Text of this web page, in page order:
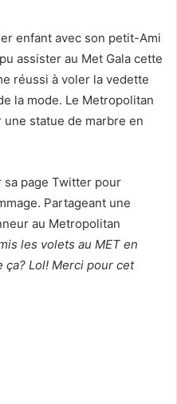
enfant avec son petit-Ami
assister au Met Gala cette
réussi à voler la vedette
la mode. Le Metropolitan
statue de marbre en
sa page Twitter pour
Partageant une
au Metropolitan
les volets au MET en
ça? Lol! Merci pour cet